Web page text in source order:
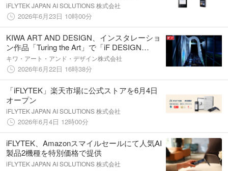
iFLYTEK JAPAN AI SOLUTIONS 株式会社
2026年6月23日 10時00分
KIWA ART AND DESIGN、インスタレーショ
ン作品「Turing the Art」で「iF DESIGN
AWARD 2026」を受賞
キワ・アート・アンド・デザイン株式会社
2026年6月22日 16時38分
「iFLYTEK」楽天市場に公式ストアを6月4日
オープン
iFLYTEK JAPAN AI SOLUTIONS 株式会社
2026年6月4日 12時00分
iFLYTEK、Amazonスマイルセールにて人気AI
製品2機種を特別価格で提供
iFLYTEK JAPAN AI SOLUTIONS 株式会社